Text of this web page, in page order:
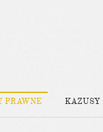
PRAWNE KAZUSY